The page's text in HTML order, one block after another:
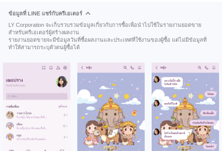
ข้อมูลที่ LINE แชร์กับครีเอเตอร์
LY Corporation จะเก็บรวบรวมข้อมูลเกี่ยวกับการซื้อเพื่อนำไปใช้ในรายงานยอดขาย
สำหรับครีเอเตอร์ผู้สร้างผลงาน
รายงานยอดขายจะมีข้อมูลวันที่ซื้อผลงานและประเทศที่ใช้งานของผู้ซื้อ แต่ไม่มีข้อมูลที่
ทำให้สามารถระบุตัวตนผู้ซื้อได้